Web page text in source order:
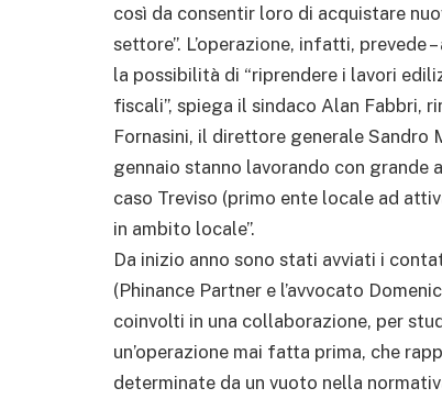
così da consentir loro di acquistare
settore”. L’operazione, infatti,
la possibilità di “riprendere i lavori
fiscali”, spiega il sindaco Alan Fabbri,
Fornasini, il direttore generale Sandro
gennaio stanno lavorando con grande
caso Treviso (primo ente locale ad
in ambito locale”.
Da inizio anno sono stati avviati i
(Phinance Partner e l’avvocato
coinvolti in una collaborazione, per
un’operazione mai fatta prima, che
determinate da un vuoto nella